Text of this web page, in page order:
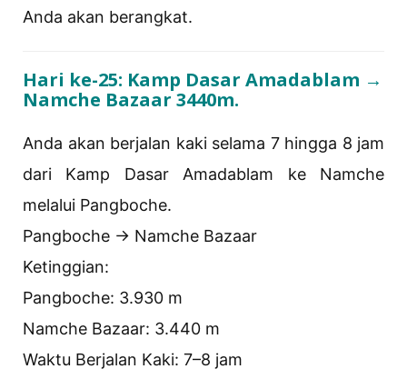
Anda akan berangkat.
Hari ke-25: Kamp Dasar Amadablam →
Namche Bazaar 3440m.
Anda akan berjalan kaki selama 7 hingga 8 jam
dari Kamp Dasar Amadablam ke Namche
melalui Pangboche.
Pangboche → Namche Bazaar
Ketinggian:
Pangboche: 3.930 m
Namche Bazaar: 3.440 m
Waktu Berjalan Kaki: 7–8 jam